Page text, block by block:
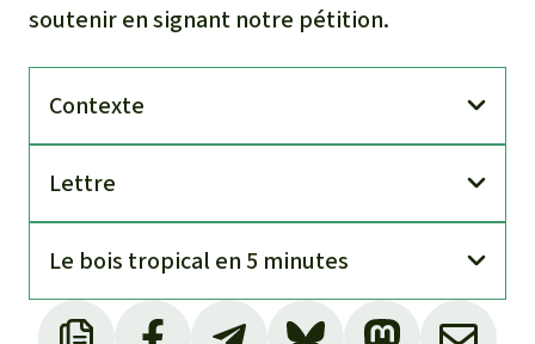
soutenir en signant notre pétition.
Contexte
Lettre
Le bois tropical en 5 minutes